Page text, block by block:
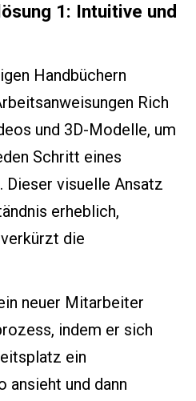
1: Intuitive und
Handbüchern
Rich
und 3D-Modelle, um
Schritt eines
Dieser visuelle Ansatz
erheblich,
die
neuer Mitarbeiter
indem er sich
ein
ansieht und dann